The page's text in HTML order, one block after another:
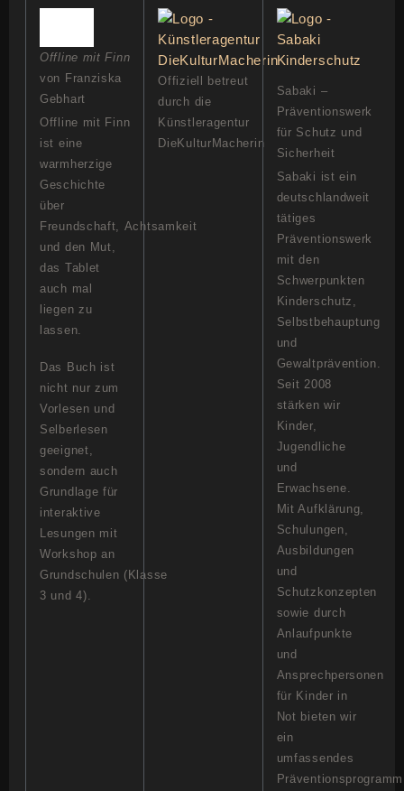
Offline mit Finn
von Franziska
Gebhart
Offline mit Finn
ist eine
warmherzige
Geschichte
über
Freundschaft, Achtsamkeit
und den Mut,
das Tablet
auch mal
liegen zu
lassen.
Das Buch ist
nicht nur zum
Vorlesen und
Selberlesen
geeignet,
sondern auch
Grundlage für
interaktive
Lesungen mit
Workshop an
Grundschulen (Klasse
3 und 4).
Offiziell betreut
durch die
Künstleragentur
DieKulturMacherin
Sabaki –
Präventionswerk
für Schutz und
Sicherheit
Sabaki ist ein
deutschlandweit
tätiges
Präventionswerk
mit den
Schwerpunkten
Kinderschutz,
Selbstbehauptung
und
Gewaltprävention.
Seit 2008
stärken wir
Kinder,
Jugendliche
und
Erwachsene.
Mit Aufklärung,
Schulungen,
Ausbildungen
und
Schutzkonzepten
sowie durch
Anlaufpunkte
und
Ansprechpersonen
für Kinder in
Not bieten wir
ein
umfassendes